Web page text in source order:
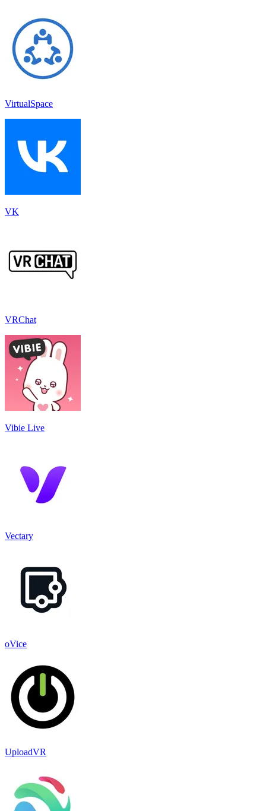
VirtualSpace
VK
VRChat
Vibie Live
Vectary
oVice
UploadVR